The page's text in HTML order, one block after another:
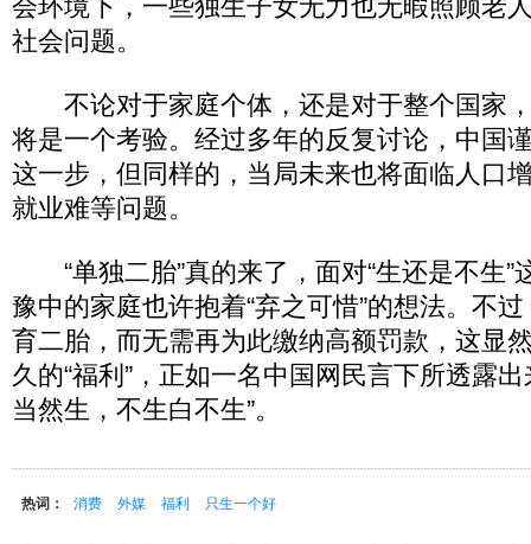
会环境下，一些独生子女无力也无暇照顾老
社会问题。
不论对于家庭个体，还是对于整个国家
将是一个考验。经过多年的反复讨论，中国
这一步，但同样的，当局未来也将面临人口
就业难等问题。
“单独二胎”真的来了，面对“生还是不生”
豫中的家庭也许抱着“弃之可惜”的想法。不过
育二胎，而无需再为此缴纳高额罚款，这显
久的“福利”，正如一名中国网民言下所透
当然生，不生白不生”。
热词： 消费 外媒 福利 只生一个好